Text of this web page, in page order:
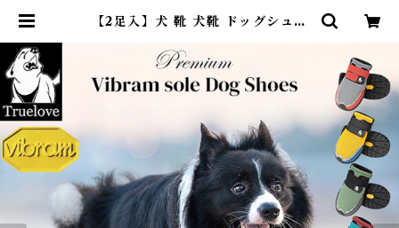
【2足入】犬 靴 犬靴 ドッグシュー
ル 軽量 柔らかい メッシュ素材 通気
性抜群 滑りにくい靴 マジックテー
プ 散歩 夏 冬 防寒 雪 保護 防水 ス
ポーツ 介護 足 怪我防止 小型犬 中
e TLS4862 | DearKM ❤︎フレン
チブルドック孔明